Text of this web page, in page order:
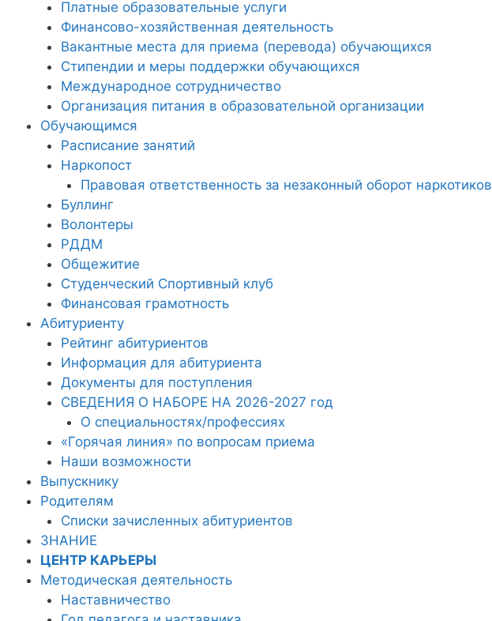
Платные образовательные услуги
Финансово-хозяйственная деятельность
Вакантные места для приема (перевода) обучающихся
Стипендии и меры поддержки обучающихся
Международное сотрудничество
Организация питания в образовательной организации
Обучающимся
Расписание занятий
Наркопост
Правовая ответственность за незаконный оборот наркотиков
Буллинг
Волонтеры
РДДМ
Общежитие
Студенческий Спортивный клуб
Финансовая грамотность
Абитуриенту
Рейтинг абитуриентов
Информация для абитуриента
Документы для поступления
СВЕДЕНИЯ О НАБОРЕ НА 2026-2027 год
О специальностях/профессиях
«Горячая линия» по вопросам приема
Наши возможности
Выпускнику
Родителям
Списки зачисленных абитуриентов
ЗНАНИЕ
ЦЕНТР КАРЬЕРЫ
Методическая деятельность
Наставничество